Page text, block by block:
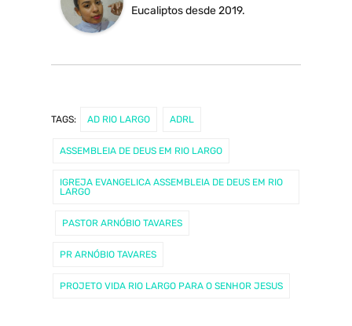
Eucaliptos desde 2019.
TAGS: AD RIO LARGO ADRL
ASSEMBLEIA DE DEUS EM RIO LARGO
IGREJA EVANGELICA ASSEMBLEIA DE DEUS EM RIO
LARGO
PASTOR ARNÓBIO TAVARES
PR ARNÓBIO TAVARES
PROJETO VIDA RIO LARGO PARA O SENHOR JESUS